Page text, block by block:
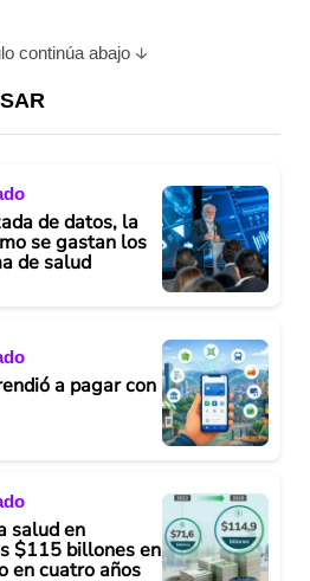
continúa abajo
de datos, la
se gastan los
de salud
a pagar con
salud en
$115 billones en
en cuatro años